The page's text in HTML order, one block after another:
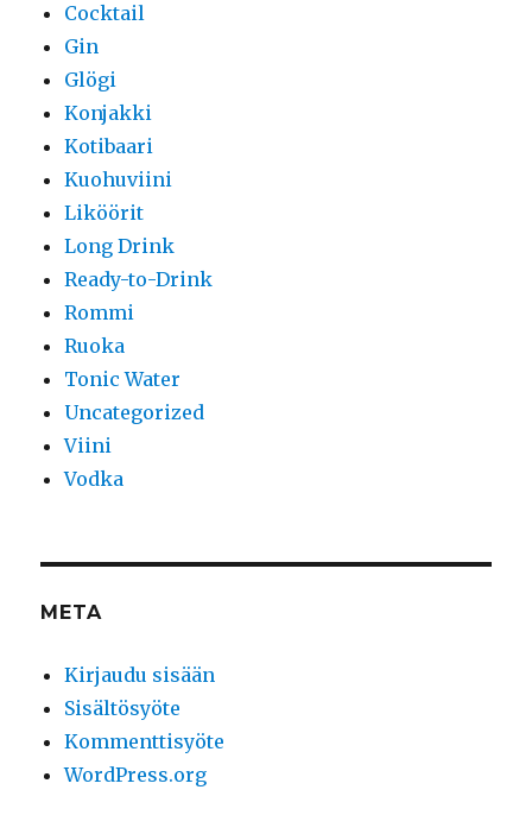
Cocktail
Gin
Glögi
Konjakki
Kotibaari
Kuohuviini
Liköörit
Long Drink
Ready-to-Drink
Rommi
Ruoka
Tonic Water
Uncategorized
Viini
Vodka
META
Kirjaudu sisään
Sisältösyöte
Kommenttisyöte
WordPress.org